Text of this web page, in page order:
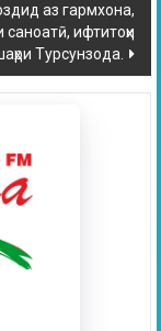
аз гармхона,
ифтитоҳи
Турсунзода.